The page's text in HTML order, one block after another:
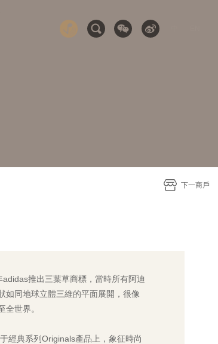
下一商戶
推出三葉草商標，當時所有阿迪
如同地球立體三維的平面展開，很像
世界。
經典系列Originals產品上，象征時尚